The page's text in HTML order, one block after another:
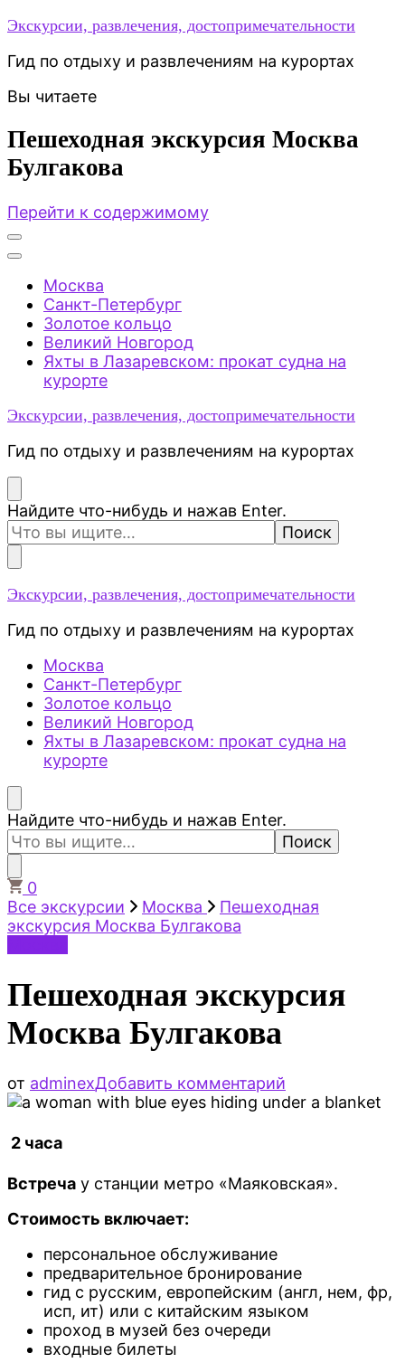
Экскурсии, развлечения, достопримечательности
Гид по отдыху и развлечениям на курортах
Вы читаете
Пешеходная экскурсия Москва
Булгакова
Перейти к содержимому
Москва
Санкт-Петербург
Золотое кольцо
Великий Новгород
Яхты в Лазаревском: прокат судна на
курорте
Экскурсии, развлечения, достопримечательности
Гид по отдыху и развлечениям на курортах
Ищите
что-
то?
Найдите что-нибудь и нажав Enter.
Экскурсии, развлечения, достопримечательности
Гид по отдыху и развлечениям на курортах
Москва
Санкт-Петербург
Золотое кольцо
Великий Новгород
Яхты в Лазаревском: прокат судна на
курорте
Ищите
что-
то?
Найдите что-нибудь и нажав Enter.
0
Все экскурсии
Москва
Пешеходная
экскурсия Москва Булгакова
Пешеходная экскурсия
Москва Булгакова
от adminexДобавить комментарий
записи
Булгакова
2 часа
Встреча у станции метро «Маяковская».
Стоимость включает:
персональное обслуживание
предварительное бронирование
гид с русским, европейским (англ, нем, фр,
исп, ит) или c китайским языком
проход в музей без очереди
входные билеты